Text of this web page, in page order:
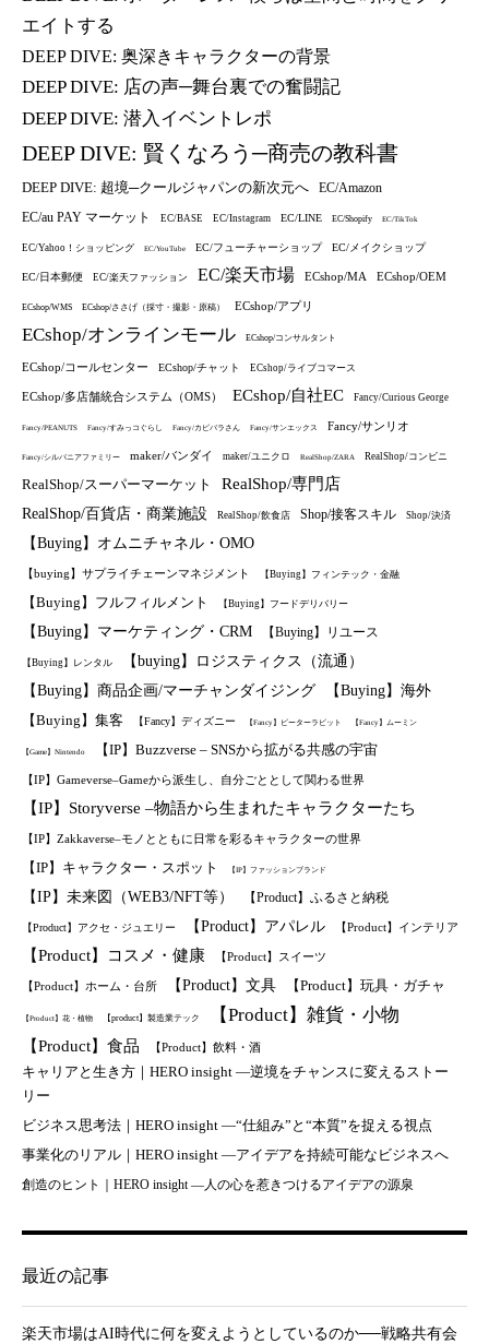
エイトする
DEEP DIVE: 奥深きキャラクターの背景
DEEP DIVE: 店の声─舞台裏での奮闘記
DEEP DIVE: 潜入イベントレポ
DEEP DIVE: 賢くなろう─商売の教科書
DEEP DIVE: 超境─クールジャパンの新次元へ EC/Amazon
EC/au PAY マーケット EC/BASE EC/Instagram EC/LINE EC/Shopify EC/TikTok
EC/Yahoo！ショッピング EC/YouTube EC/フューチャーショップ EC/メイクショップ
EC/日本郵便 EC/楽天ファッション EC/楽天市場 ECshop/MA ECshop/OEM
ECshop/WMS ECshop/ささげ（採寸・撮影・原稿） ECshop/アプリ
ECshop/オンラインモール ECshop/コンサルタント
ECshop/コールセンター ECshop/チャット ECshop/ライブコマース
ECshop/多店舗統合システム（OMS） ECshop/自社EC Fancy/Curious George
Fancy/PEANUTS Fancy/すみっコぐらし Fancy/カピバラさん Fancy/サンエックス Fancy/サンリオ
Fancy/シルバニアファミリー maker/バンダイ maker/ユニクロ RealShop/ZARA RealShop/コンビニ
RealShop/スーパーマーケット RealShop/専門店
RealShop/百貨店・商業施設 RealShop/飲食店 Shop/接客スキル Shop/決済
【Buying】オムニチャネル・OMO
【buying】サプライチェーンマネジメント 【Buying】フィンテック・金融
【Buying】フルフィルメント 【Buying】フードデリバリー
【Buying】マーケティング・CRM 【Buying】リユース
【Buying】レンタル
【buying】ロジスティクス（流通）
【Buying】商品企画/マーチャンダイジング
【Buying】海外
【Buying】集客
【Fancy】ディズニー 【Fancy】ピーターラビット 【Fancy】ムーミン
【Game】Nintendo 【IP】Buzzverse – SNSから拡がる共感の宇宙
【IP】Gameverse–Gameから派生し、自分ごととして関わる世界
【IP】Storyverse –物語から生まれたキャラクターたち
【IP】Zakkaverse–モノとともに日常を彩るキャラクターの世界
【IP】キャラクター・スポット 【IP】ファッションブランド
【IP】未来図（WEB3/NFT等） 【Product】ふるさと納税
【Product】アクセ・ジュエリー 【Product】アパレル 【Product】インテリア
【Product】コスメ・健康 【Product】スイーツ
【Product】ホーム・台所 【Product】文具 【Product】玩具・ガチャ
【Product】花・植物 【product】製造業テック 【Product】雑貨・小物
【Product】食品 【Product】飲料・酒
キャリアと生き方｜HERO insight —逆境をチャンスに変えるストー
リー
ビジネス思考法｜HERO insight —“仕組み”と“本質”を捉える視点
事業化のリアル｜HERO insight —アイデアを持続可能なビジネスへ
創造のヒント｜HERO insight —人の心を惹きつけるアイデアの源泉
最近の記事
楽天市場はAI時代に何を変えようとしているのか──戦略共有会